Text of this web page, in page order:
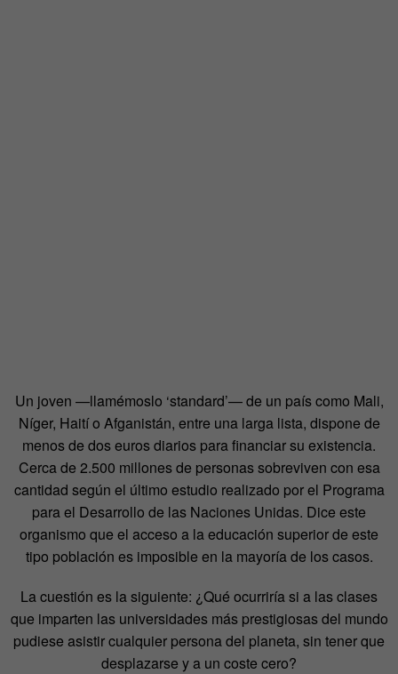
Un joven —llamémoslo ‘standard’— de un país como Mali,
Níger, Haití o Afganistán, entre una larga lista, dispone de
menos de dos euros diarios para financiar su existencia.
Cerca de 2.500 millones de personas sobreviven con esa
cantidad según el último estudio realizado por el Programa
para el Desarrollo de las Naciones Unidas. Dice este
organismo que el acceso a la educación superior de este
tipo población es imposible en la mayoría de los casos.
La cuestión es la siguiente: ¿Qué ocurriría si a las clases
que imparten las universidades más prestigiosas del mundo
pudiese asistir cualquier persona del planeta, sin tener que
desplazarse y a un coste cero?